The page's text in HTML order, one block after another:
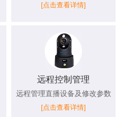
[点击查看详情]
远程控制管理
远程管理直播设备及修改参数
[点击查看详情]